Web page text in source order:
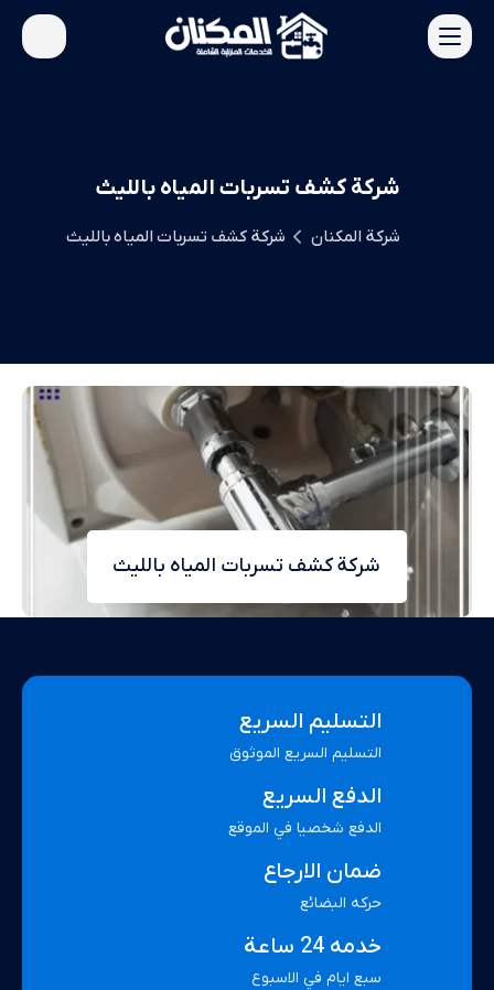
شركة كشف تسربات المياه بالليث
شركة المكنان شركة كشف تسربات المياه بالليث
شركة كشف تسربات المياه بالليث
التسليم السريع
التسليم السريع الموثوق
الدفع السريع
الدفع شخصيا في الموقع
ضمان الارجاع
حركه البضائع
خدمه 24 ساعة
سبع ايام في الاسبوع